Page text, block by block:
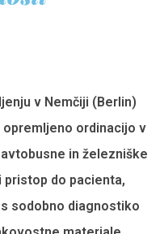
v Nemčiji (Berlin)
ordinacijo v
in železniške
pristop do pacienta,
sodobno diagnostiko